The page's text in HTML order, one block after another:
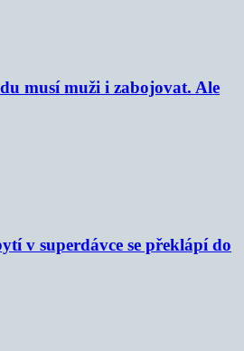
musí muži i zabojovat. Ale
v superdávce se překlápí do